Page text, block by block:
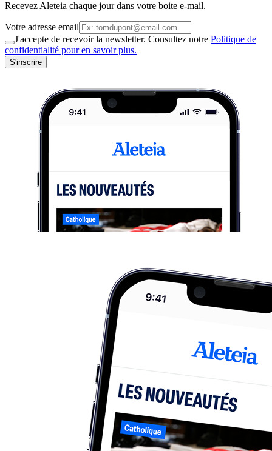
Recevez Aleteia chaque jour dans votre boite e-mail.
Votre adresse email
J'accepte de recevoir la newsletter. Consultez notre Politique de
confidentialité pour en savoir plus.
S'inscrire